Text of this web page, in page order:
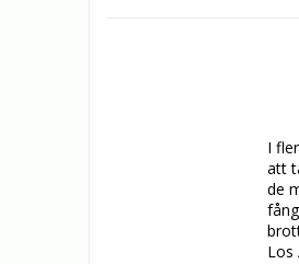
I
att
de
Los